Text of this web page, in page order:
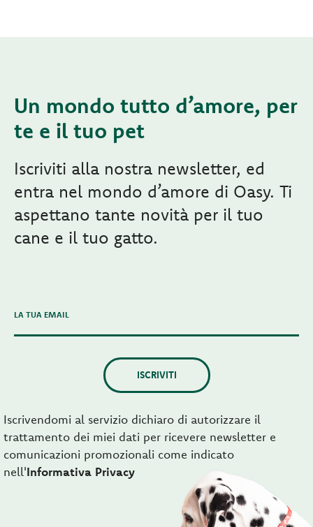
Un mondo tutto d’amore, per
te e il tuo pet
Iscriviti alla nostra newsletter, ed
entra nel mondo d’amore di Oasy. Ti
aspettano tante novità per il tuo
cane e il tuo gatto.
LA TUA EMAIL
ISCRIVITI
Iscrivendomi al servizio dichiaro di autorizzare il
trattamento dei miei dati per ricevere newsletter e
comunicazioni promozionali come indicato
nell'Informativa Privacy